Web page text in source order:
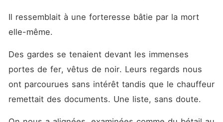
Il ressemblait à une forteresse bâtie par la mort
elle-même.
Des gardes se tenaient devant les immenses
portes de fer, vêtus de noir. Leurs regards nous
ont parcourues sans intérêt tandis que le chauffeur
remettait des documents. Une liste, sans doute.